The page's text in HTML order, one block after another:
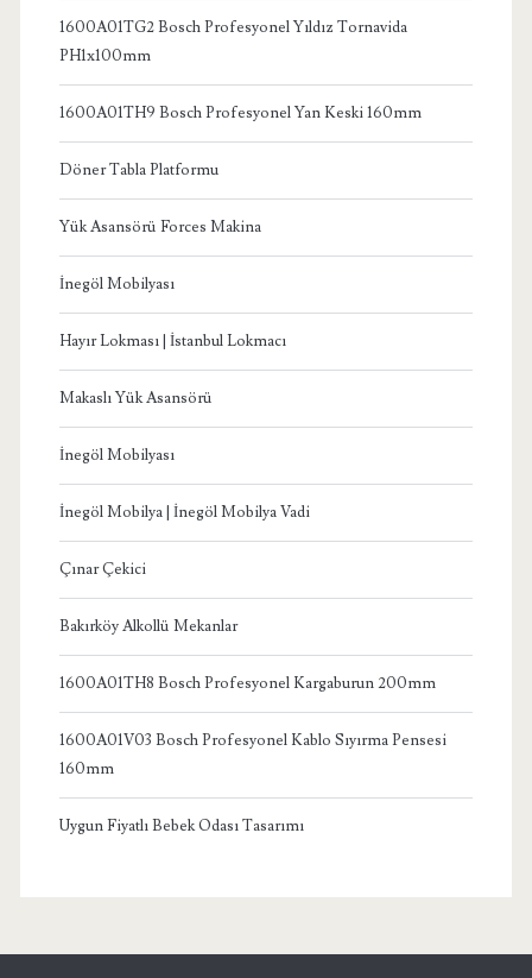
1600A01TG2 Bosch Profesyonel Yıldız Tornavida
PH1x100mm
1600A01TH9 Bosch Profesyonel Yan Keski 160mm
Döner Tabla Platformu
Yük Asansörü Forces Makina
İnegöl Mobilyası
Hayır Lokması | İstanbul Lokmacı
Makaslı Yük Asansörü
İnegöl Mobilyası
İnegöl Mobilya | İnegöl Mobilya Vadi
Çınar Çekici
Bakırköy Alkollü Mekanlar
1600A01TH8 Bosch Profesyonel Kargaburun 200mm
1600A01V03 Bosch Profesyonel Kablo Sıyırma Pensesi
160mm
Uygun Fiyatlı Bebek Odası Tasarımı